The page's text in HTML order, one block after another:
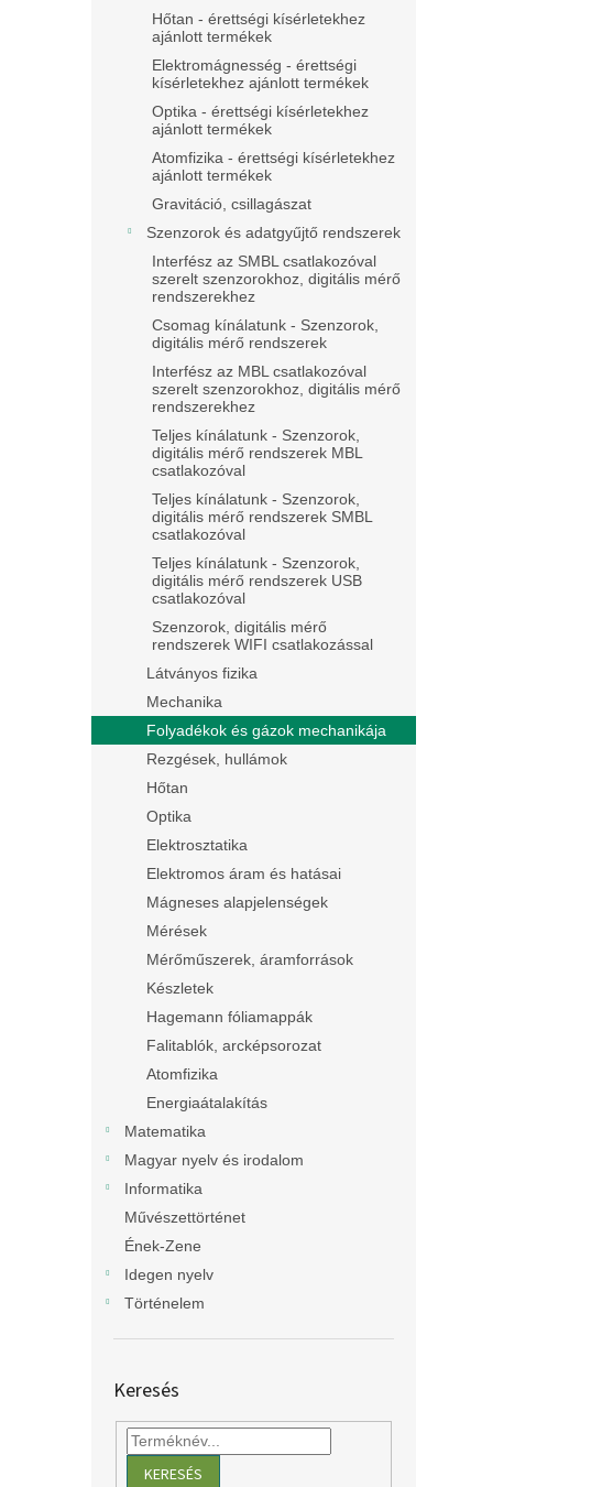
Hőtan - érettségi kísérletekhez
ajánlott termékek
Elektromágnesség - érettségi
kísérletekhez ajánlott termékek
Optika - érettségi kísérletekhez
ajánlott termékek
Atomfizika - érettségi kísérletekhez
ajánlott termékek
Gravitáció, csillagászat
Szenzorok és adatgyűjtő rendszerek
Interfész az SMBL csatlakozóval
szerelt szenzorokhoz, digitális mérő
rendszerekhez
Csomag kínálatunk - Szenzorok,
digitális mérő rendszerek
Interfész az MBL csatlakozóval
szerelt szenzorokhoz, digitális mérő
rendszerekhez
Teljes kínálatunk - Szenzorok,
digitális mérő rendszerek MBL
csatlakozóval
Teljes kínálatunk - Szenzorok,
digitális mérő rendszerek SMBL
csatlakozóval
Teljes kínálatunk - Szenzorok,
digitális mérő rendszerek USB
csatlakozóval
Szenzorok, digitális mérő
rendszerek WIFI csatlakozással
Látványos fizika
Mechanika
Folyadékok és gázok mechanikája
Rezgések, hullámok
Hőtan
Optika
Elektrosztatika
Elektromos áram és hatásai
Mágneses alapjelenségek
Mérések
Mérőműszerek, áramforrások
Készletek
Hagemann fóliamappák
Falitablók, arcképsorozat
Atomfizika
Energiaátalakítás
Matematika
Magyar nyelv és irodalom
Informatika
Művészettörténet
Ének-Zene
Idegen nyelv
Történelem
Keresés
KERESÉS